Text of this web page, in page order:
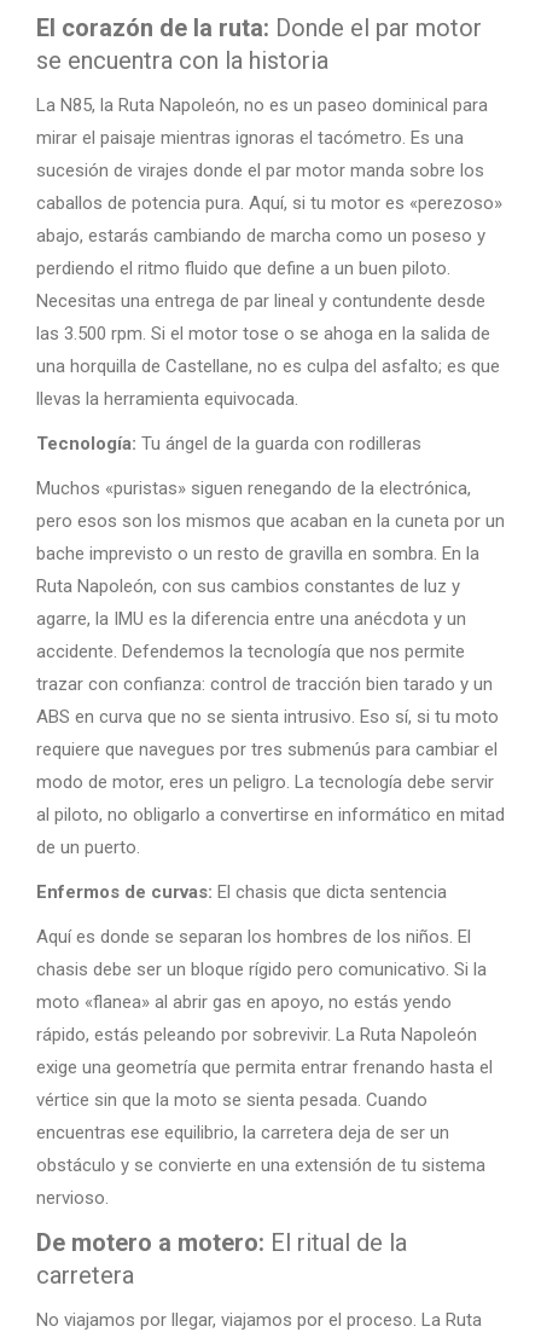
El corazón de la ruta: Donde el par motor
se encuentra con la historia
La N85, la Ruta Napoleón, no es un paseo dominical para
mirar el paisaje mientras ignoras el tacómetro. Es una
sucesión de virajes donde el par motor manda sobre los
caballos de potencia pura. Aquí, si tu motor es «perezoso»
abajo, estarás cambiando de marcha como un poseso y
perdiendo el ritmo fluido que define a un buen piloto.
Necesitas una entrega de par lineal y contundente desde
las 3.500 rpm. Si el motor tose o se ahoga en la salida de
una horquilla de Castellane, no es culpa del asfalto; es que
llevas la herramienta equivocada.
Tecnología: Tu ángel de la guarda con rodilleras
Muchos «puristas» siguen renegando de la electrónica,
pero esos son los mismos que acaban en la cuneta por un
bache imprevisto o un resto de gravilla en sombra. En la
Ruta Napoleón, con sus cambios constantes de luz y
agarre, la IMU es la diferencia entre una anécdota y un
accidente. Defendemos la tecnología que nos permite
trazar con confianza: control de tracción bien tarado y un
ABS en curva que no se sienta intrusivo. Eso sí, si tu moto
requiere que navegues por tres submenús para cambiar el
modo de motor, eres un peligro. La tecnología debe servir
al piloto, no obligarlo a convertirse en informático en mitad
de un puerto.
Enfermos de curvas: El chasis que dicta sentencia
Aquí es donde se separan los hombres de los niños. El
chasis debe ser un bloque rígido pero comunicativo. Si la
moto «flanea» al abrir gas en apoyo, no estás yendo
rápido, estás peleando por sobrevivir. La Ruta Napoleón
exige una geometría que permita entrar frenando hasta el
vértice sin que la moto se sienta pesada. Cuando
encuentras ese equilibrio, la carretera deja de ser un
obstáculo y se convierte en una extensión de tu sistema
nervioso.
De motero a motero: El ritual de la
carretera
No viajamos por llegar, viajamos por el proceso. La Ruta